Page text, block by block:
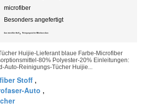
microfiber
Besonders angefertigt
Auto microfiber Stoff , Reinigungstücher Mikrofaser-Auto
Huijie-Lieferant blaue Farbe-Microfiber
80% Polyester-20% Einleitungen:
Auto-Reinigungs-Tücher Huijie...
Stoff ,
Auto ,